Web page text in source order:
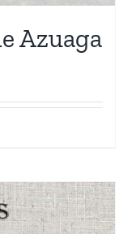
Azuaga